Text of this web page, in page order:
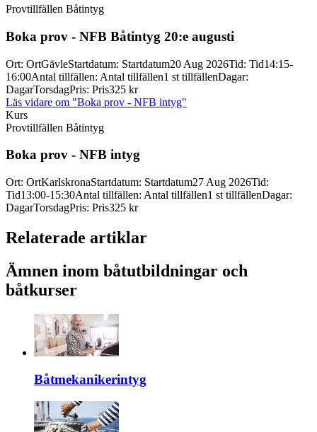
Provtillfällen Båtintyg
Boka prov - NFB Båtintyg 20:e augusti
Ort: OrtGävleStartdatum: Startdatum20 Aug 2026Tid: Tid14:15-
16:00Antal tillfällen: Antal tillfällen1 st tillfällenDagar:
DagarTorsdagPris: Pris325 kr
Läs vidare om "Boka prov - NFB intyg"
Kurs
Provtillfällen Båtintyg
Boka prov - NFB intyg
Ort: OrtKarlskronaStartdatum: Startdatum27 Aug 2026Tid:
Tid13:00-15:30Antal tillfällen: Antal tillfällen1 st tillfällenDagar:
DagarTorsdagPris: Pris325 kr
Relaterade artiklar
Ämnen inom båtutbildningar och
båtkurser
Båtmekanikerintyg